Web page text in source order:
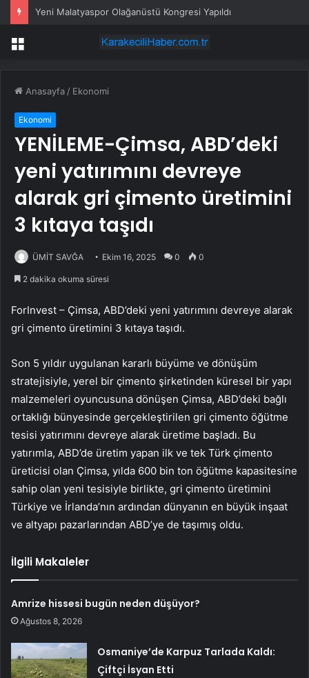
Yeni Malatyaspor Olağanüstü Kongresi Yapıldı
Menü
Anasayfa / Ekonomi
Ekonomi
YENİLEME-Çimsa, ABD’deki
yeni yatırımını devreye
alarak gri çimento üretimini
3 kıtaya taşıdı
ÜMİT SAVĞA Ekim 16, 2025 0 0
2 dakika okuma süresi
ForInvest – Çimsa, ABD’deki yeni yatırımını devreye alarak
gri çimento üretimini 3 kıtaya taşıdı.
Son 5 yıldır uygulanan kararlı büyüme ve dönüşüm
stratejisiyle, yerel bir çimento şirketinden küresel bir yapı
malzemeleri oyuncusuna dönüşen Çimsa, ABD’deki bağlı
ortaklığı bünyesinde gerçekleştirilen gri çimento öğütme
tesisi yatırımını devreye alarak üretime başladı. Bu
yatırımla, ABD’de üretim yapan ilk ve tek Türk çimento
üreticisi olan Çimsa, yılda 600 bin ton öğütme kapasitesine
sahip olan yeni tesisiyle birlikte, gri çimento üretimini
Türkiye ve İrlanda’nın ardından dünyanın en büyük inşaat
ve altyapı pazarlarından ABD’ye de taşımış oldu.
İlgili Makaleler
Amrize hissesi bugün neden düşüyor?
Ağustos 8, 2026
Osmaniye’de Karpuz Tarlada Kaldı:
Çiftçi İsyan Etti